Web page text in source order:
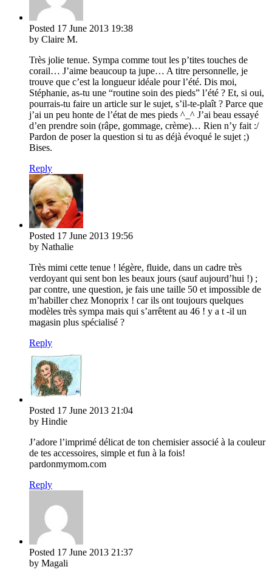
Posted 17 June 2013 19:38
by Claire M.
Très jolie tenue. Sympa comme tout les p’tites touches de
corail… J’aime beaucoup ta jupe… A titre personnelle, je
trouve que c’est la longueur idéale pour l’été. Dis moi,
Stéphanie, as-tu une “routine soin des pieds” l’été ? Et, si oui,
pourrais-tu faire un article sur le sujet, s’il-te-plaît ? Parce que
j’ai un peu honte de l’état de mes pieds ^_^ J’ai beau essayé
d’en prendre soin (râpe, gommage, crème)… Rien n’y fait :/
Pardon de poser la question si tu as déjà évoqué le sujet ;)
Bises.
Reply
Posted 17 June 2013 19:56
by Nathalie
Très mimi cette tenue ! légère, fluide, dans un cadre très
verdoyant qui sent bon les beaux jours (sauf aujourd’hui !) ;
par contre, une question, je fais une taille 50 et impossible de
m’habiller chez Monoprix ! car ils ont toujours quelques
modèles très sympa mais qui s’arrêtent au 46 ! y a t -il un
magasin plus spécialisé ?
Reply
Posted 17 June 2013 21:04
by Hindie
J’adore l’imprimé délicat de ton chemisier associé à la couleur
de tes accessoires, simple et fun à la fois!
pardonmymom.com
Reply
Posted 17 June 2013 21:37
by Magali